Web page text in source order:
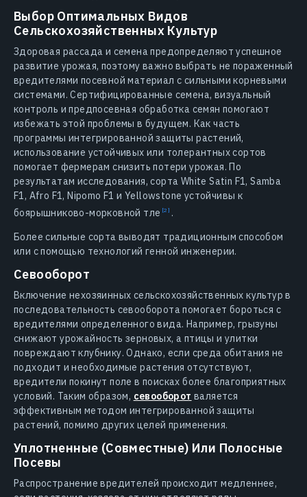
Выбор Оптимальных Видов
Сельскохозяйственных Культур
Здоровая рассада и семена предопределяют успешное
развитие урожая, поэтому важно выбрать не пораженный
вредителями посевной материал с сильными корневыми
системами. Сертифицированные семена, визуальный
контроль и предпосевная обработка семян помогают
избежать этой проблемы в будущем. Как часть
программы интегрированной защиты растений,
использование устойчивых или толерантных сортов
помогает фермерам снизить потери урожая. По
результатам исследования, сорта White Satin F1, Samba
F1, Afro F1, Nipomo F1 и Yellowstone устойчивы к
боярышниково-морковной тле
.
Более сильные сорта выводят традиционным способом
или с помощью технологий генной инженерии.
Севооборот
Включение нехозяинных сельскохозяйственных культур в
последовательность севооборота помогает бороться с
вредителями определенного вида. Например, грызуны
снижают урожайность зерновых, а птицы и улитки
повреждают клубнику. Однако, если среда обитания не
подходит и необходимые растения отсутствуют,
вредители покинут поле в поисках более благоприятных
условий. Таким образом, севооборот валяется
эффективным методом интегрированной защиты
растений, помимо других целей применения.
Уплотненные (Совместные) Или Полосные
Посевы
Распространение вредителей происходит медленнее,